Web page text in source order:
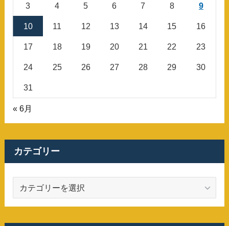
3 4 5 6 7 8 9
10 11 12 13 14 15 16
17 18 19 20 21 22 23
24 25 26 27 28 29 30
31
« 6月
カテゴリー
ゴ
リ